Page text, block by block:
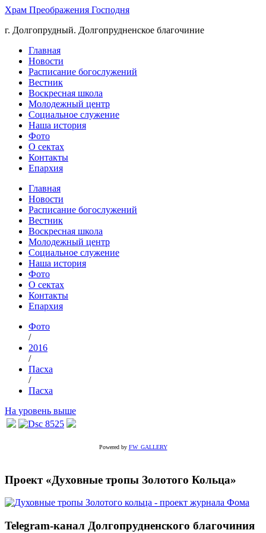
Храм Преображения Господня
г. Долгопрудный. Долгопрудненское благочиние
Главная
Новости
Расписание богослужений
Вестник
Воскресная школа
Молодежный центр
Социальное служение
Наша история
Фото
О сектах
Контакты
Епархия
Главная
Новости
Расписание богослужений
Вестник
Воскресная школа
Молодежный центр
Социальное служение
Наша история
Фото
О сектах
Контакты
Епархия
Фото
/
2016
/
Пасха
/
Пасха
На уровень выше
Powered by FW_GALLERY
Проект «Духовные тропы Золотого Кольца»
Telegram-канал Долгопрудненского благочиния